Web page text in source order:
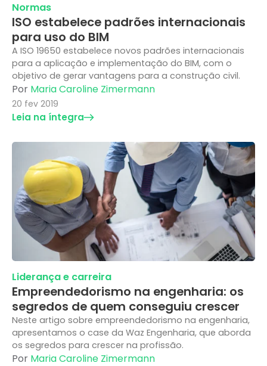
Normas
ISO estabelece padrões internacionais
para uso do BIM
A ISO 19650 estabelece novos padrões internacionais
para a aplicação e implementação do BIM, com o
objetivo de gerar vantagens para a construção civil.
Por Maria Caroline Zimermann
20 fev 2019
Leia na íntegra
Liderança e carreira
Empreendedorismo na engenharia: os
segredos de quem conseguiu crescer
Neste artigo sobre empreendedorismo na engenharia,
apresentamos o case da Waz Engenharia, que aborda
os segredos para crescer na profissão.
Por Maria Caroline Zimermann